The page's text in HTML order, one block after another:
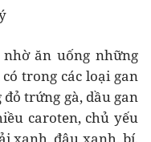
ăn uống những
trong các loại gan
đỏ trứng gà, dầu gan
caroten, chủ yếu